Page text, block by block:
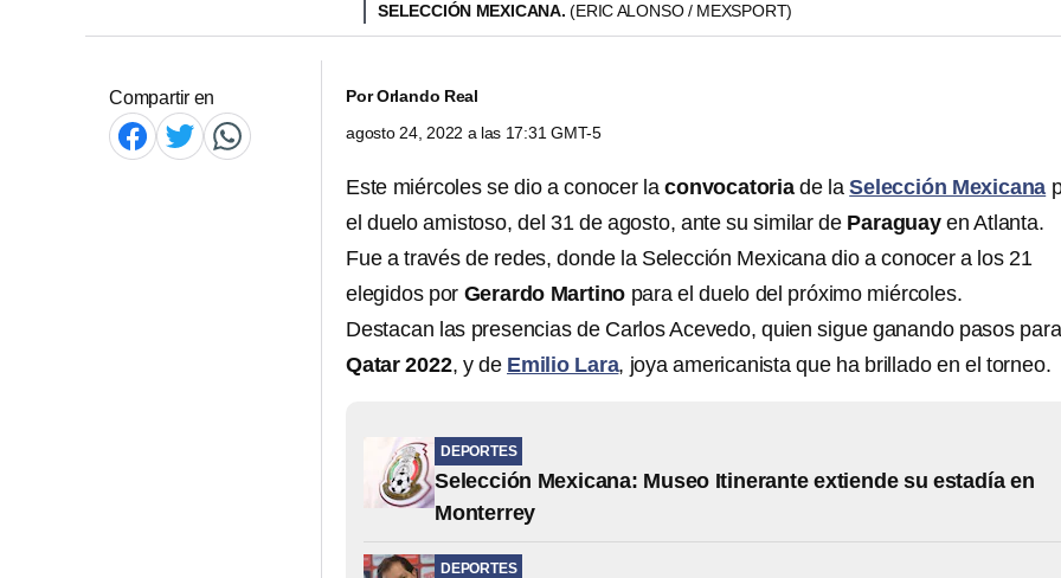
SELECCIÓN MEXICANA.(ERIC ALONSO / MEXSPORT)
Compartir en PorOrlando Real
agosto 24, 2022 a las 17:31 GMT-5
Este miércoles se dio a conocer laconvocatoriade laSelección Mexicana
el duelo amistoso, del 31 de agosto, ante su similar de Paraguayen Atlanta.
Fue a través de redes, donde la Selección Mexicana dio a conocer a los 21
elegidos por Gerardo Martino para el duelo del próximo miércoles.
Destacan las presencias de Carlos Acevedo, quien sigue ganando pasos
Qatar 2022, y de Emilio Lara, joya americanista que ha brillado en el torneo.
DEPORTES
Selección Mexicana: Museo Itinerante extiende su estadía en
Monterrey
DEPORTES